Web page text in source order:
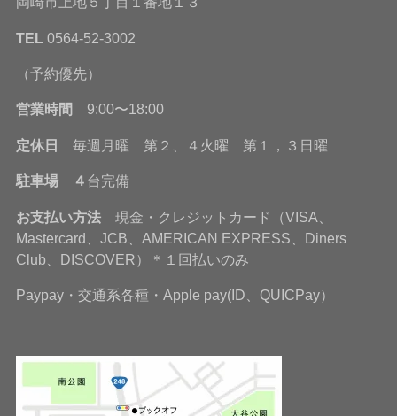
TEL 0564-52-3002
（予約優先）
営業時間 9:00〜18:00
定休日 毎週月曜 第２、４火曜 第１，３日曜
駐車場 ４ 台完備
お支払い方法現金・クレジットカード（VISA、
Mastercard、JCB、AMERICAN EXPRESS、Diners
Club、DISCOVER）＊１回払いのみ
Paypay・交通系各種・Apple pay(ID、QUICPay）